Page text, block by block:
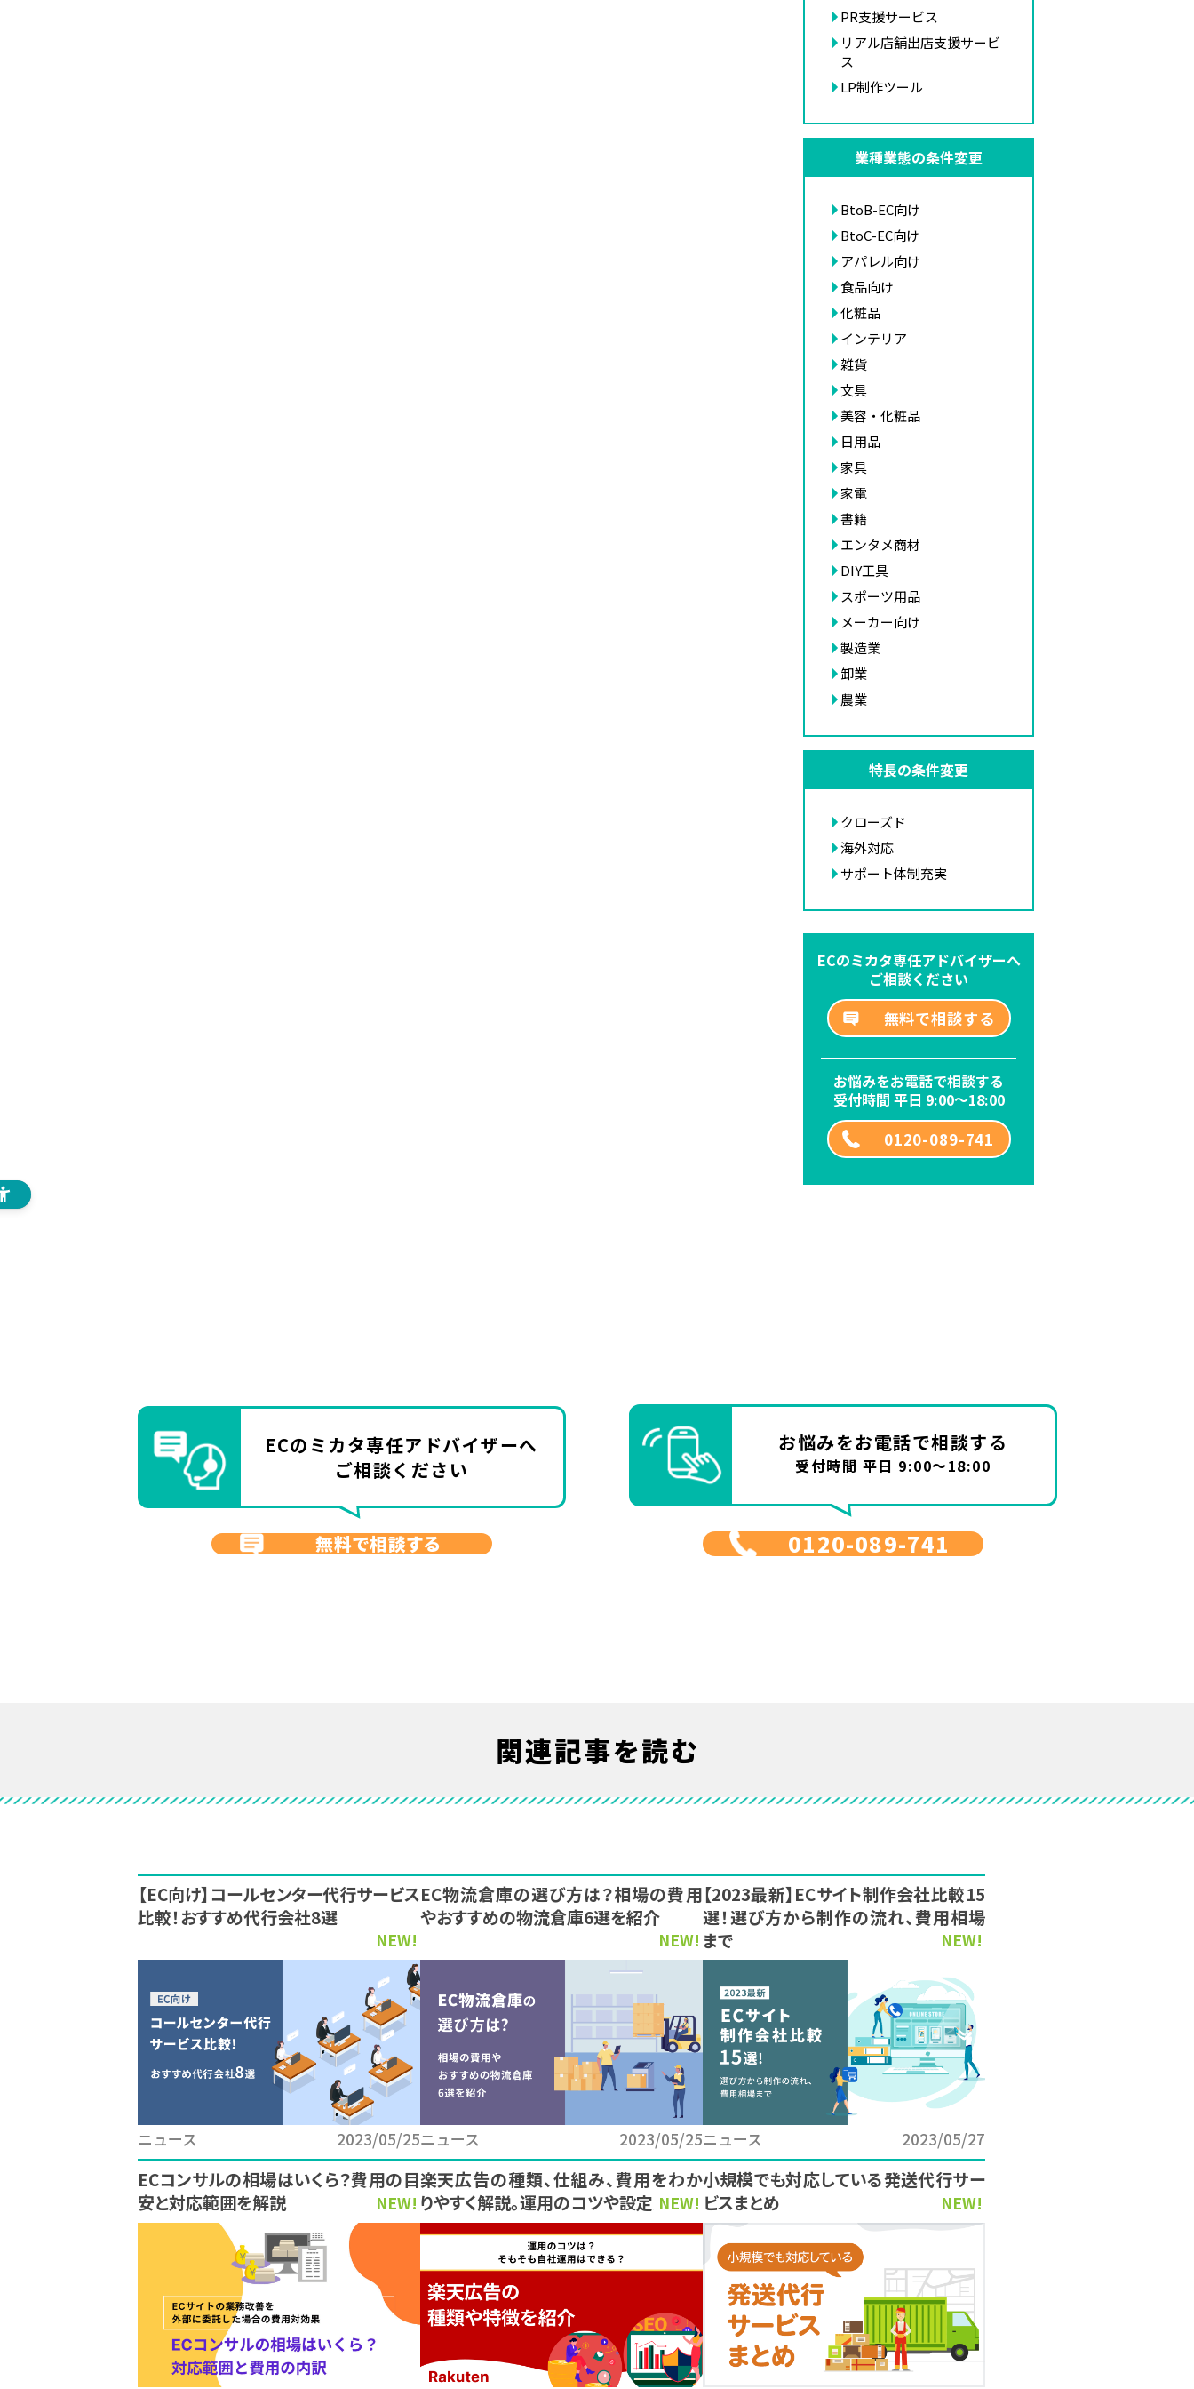
PR支援サービス
リアル店舗出店支援サービ
ス
LP制作ツール
業種業態の条件変更
BtoB-EC向け
BtoC-EC向け
アパレル向け
食品向け
化粧品
インテリア
雑貨
文具
美容・化粧品
日用品
家具
家電
書籍
エンタメ商材
DIY工具
スポーツ用品
メーカー向け
製造業
卸業
農業
特長の条件変更
クローズド
海外対応
サポート体制充実
ECのミカタ専任アドバイザーへ
ご相談ください
無料で相談する
お悩みをお電話で相談する
受付時間 平日 9:00～18:00
0120-089-741
ECのミカタ専任アドバイザーへ
ご相談ください
無料で相談する
お悩みをお電話で相談する
受付時間 平日 9:00～18:00
0120-089-741
関連記事を読む
【EC向け】コールセンター代行サービス
比較！おすすめ代行会社8選
NEW!
ニュース 2023/05/25
EC物流倉庫の選び方は？相場の費用
やおすすめの物流倉庫6選を紹介
NEW!
ニュース 2023/05/25
【2023最新】ECサイト制作会社比較15
選！選び方から制作の流れ、費用相場
まで
NEW!
ニュース 2023/05/27
ECコンサルの相場はいくら？費用の目
安と対応範囲を解説
NEW!
楽天広告の種類、仕組み、費用をわか
りやすく解説。運用のコツや設定方法も
NEW!
小規模でも対応している発送代行サー
ビスまとめ
NEW!